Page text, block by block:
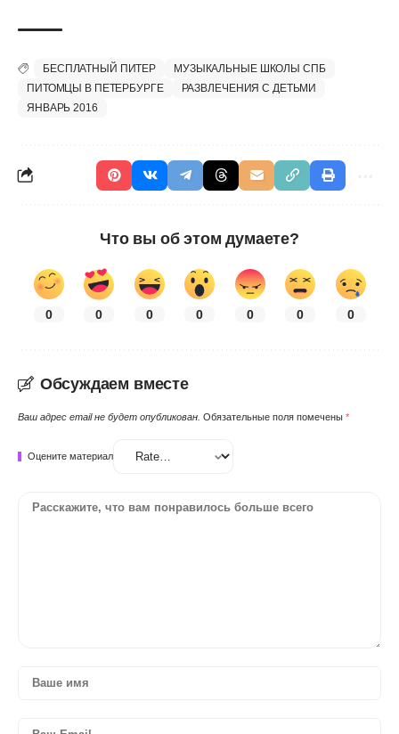
БЕСПЛАТНЫЙ ПИТЕР
МУЗЫКАЛЬНЫЕ ШКОЛЫ СПБ
ПИТОМЦЫ В ПЕТЕРБУРГЕ
РАЗВЛЕЧЕНИЯ С ДЕТЬМИ
ЯНВАРЬ 2016
Что вы об этом думаете?
0 0 0 0 0 0 0
Обсуждаем вместе
Ваш адрес email не будет опубликован. Обязательные поля помечены *
Оцените материал